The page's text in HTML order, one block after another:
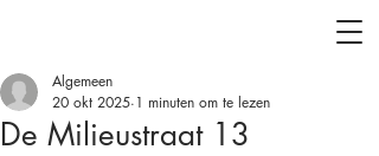
De Milieustraat 13
Algemeen
20 okt 2025 1 minuten om te lezen